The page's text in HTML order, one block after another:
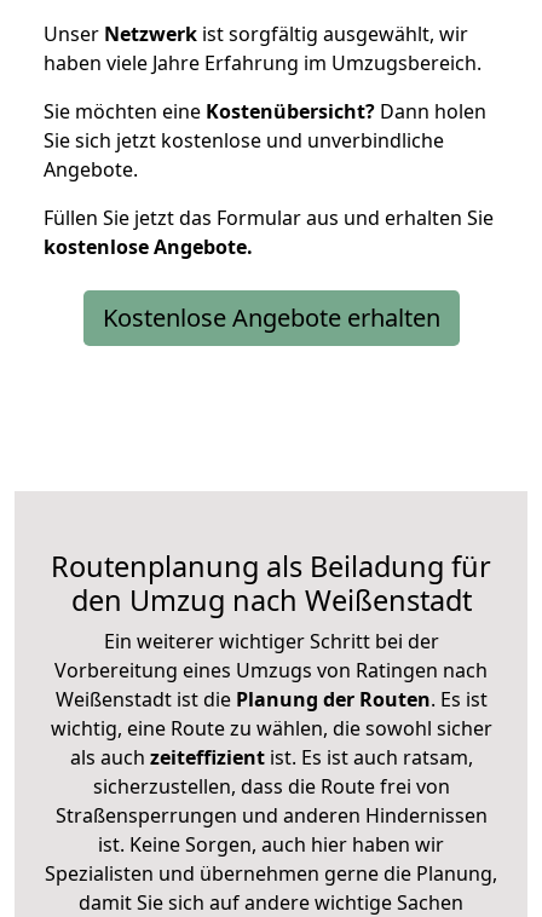
Unser Netzwerk ist sorgfältig ausgewählt, wir
haben viele Jahre Erfahrung im Umzugsbereich.
Sie möchten eine Kostenübersicht? Dann holen
Sie sich jetzt kostenlose und unverbindliche
Angebote.
Füllen Sie jetzt das Formular aus und erhalten Sie
kostenloseAngebote.
Kostenlose Angebote erhalten
Routenplanung als Beiladung für
den Umzug nach Weißenstadt
Ein weiterer wichtiger Schritt bei der
Vorbereitung eines Umzugs von Ratingen nach
Weißenstadt ist diePlanung der Routen. Es ist
wichtig, eine Route zu wählen, die sowohl sicher
als auch zeiteffizientist. Es ist auch ratsam,
sicherzustellen, dass die Route frei von
Straßensperrungen und anderen Hindernissen
ist. Keine Sorgen, auch hier haben wir
Spezialisten und übernehmen gerne die Planung,
damit Sie sich auf andere wichtige Sachen